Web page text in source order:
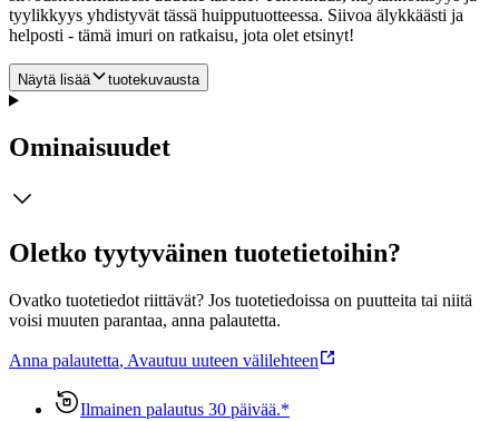
tyylikkyys yhdistyvät tässä huipputuotteessa. Siivoa älykkäästi ja
helposti - tämä imuri on ratkaisu, jota olet etsinyt!
Näytä lisää tuotekuvausta
Ominaisuudet
Oletko tyytyväinen tuotetietoihin?
Ovatko tuotetiedot riittävät? Jos tuotetiedoissa on puutteita tai niitä
voisi muuten parantaa, anna palautetta.
Anna palautetta, Avautuu uuteen välilehteen
Ilmainen palautus 30 päivää.*